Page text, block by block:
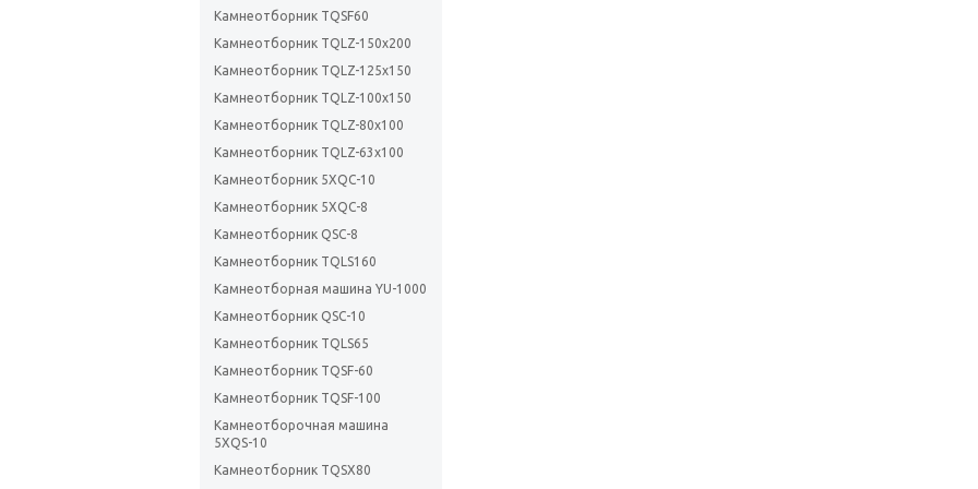
Камнеотборник TQSF60
Камнеотборник TQLZ-150х200
Камнеотборник TQLZ-125х150
Камнеотборник TQLZ-100х150
Камнеотборник TQLZ-80х100
Камнеотборник TQLZ-63х100
Камнеотборник 5XQC-10
Камнеотборник 5XQC-8
Камнеотборник QSC-8
Камнеотборник TQLS160
Камнеотборная машина YU-1000
Камнеотборник QSC-10
Камнеотборник TQLS65
Камнеотборник TQSF-60
Камнеотборник TQSF-100
Камнеотборочная машина
5XQS-10
Камнеотборник TQSX80